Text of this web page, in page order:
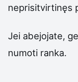
neprisitvirtinęs
Jei abejojate,
numoti ranka.